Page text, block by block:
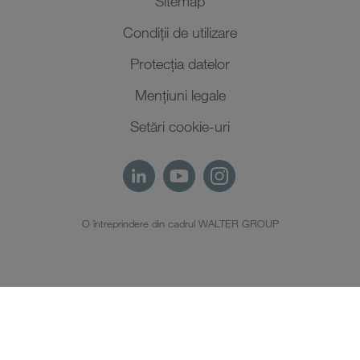
Condiții de utilizare
Protecţia datelor
Mențiuni legale
Setări cookie-uri
O întreprindere din cadrul WALTER GROUP